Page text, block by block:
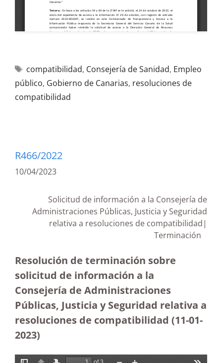
compatibilidad, Consejería de Sanidad, Empleo
público, Gobierno de Canarias, resoluciones de
compatibilidad
R466/2022
10/04/2023
Solicitud de información a la Consejería de
Administraciones Públicas, Justicia y Seguridad
relativa a resoluciones de compatibilidad|
Terminación
Resolución de terminación sobre
solicitud de información a la
Consejería de Administraciones
Públicas, Justicia y Seguridad relativa a
resoluciones de compatibilidad (11-01-
2023)